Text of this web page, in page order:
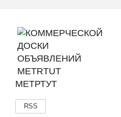
МЕТРТУТ
RSS